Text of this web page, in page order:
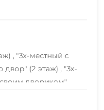
, "3х-местный с
(2 этаж) , "3х-
двориком" ,